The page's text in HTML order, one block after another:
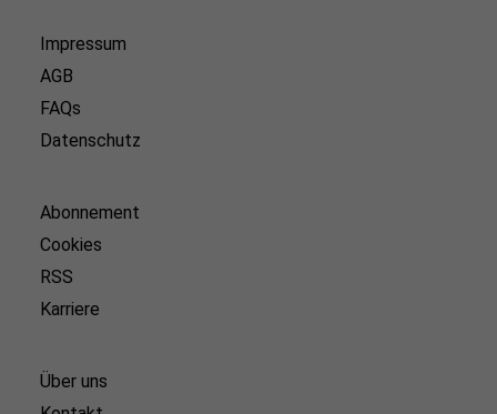
Impressum
AGB
FAQs
Datenschutz
Abonnement
Cookies
RSS
Karriere
Über uns